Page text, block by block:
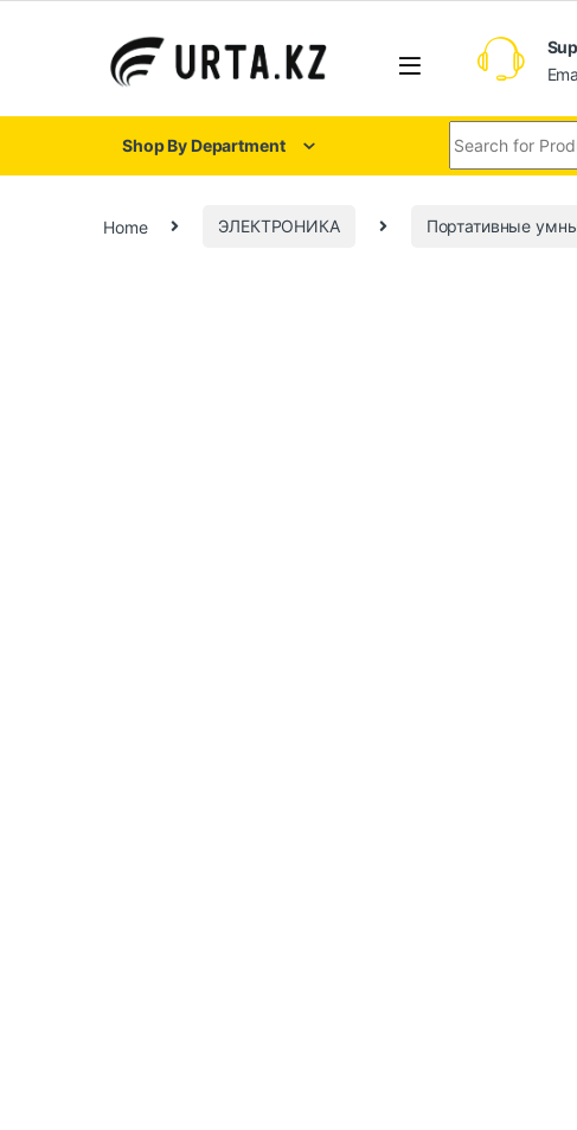
Shop By Department
Home ЭЛЕКТРОНИКА Портативные